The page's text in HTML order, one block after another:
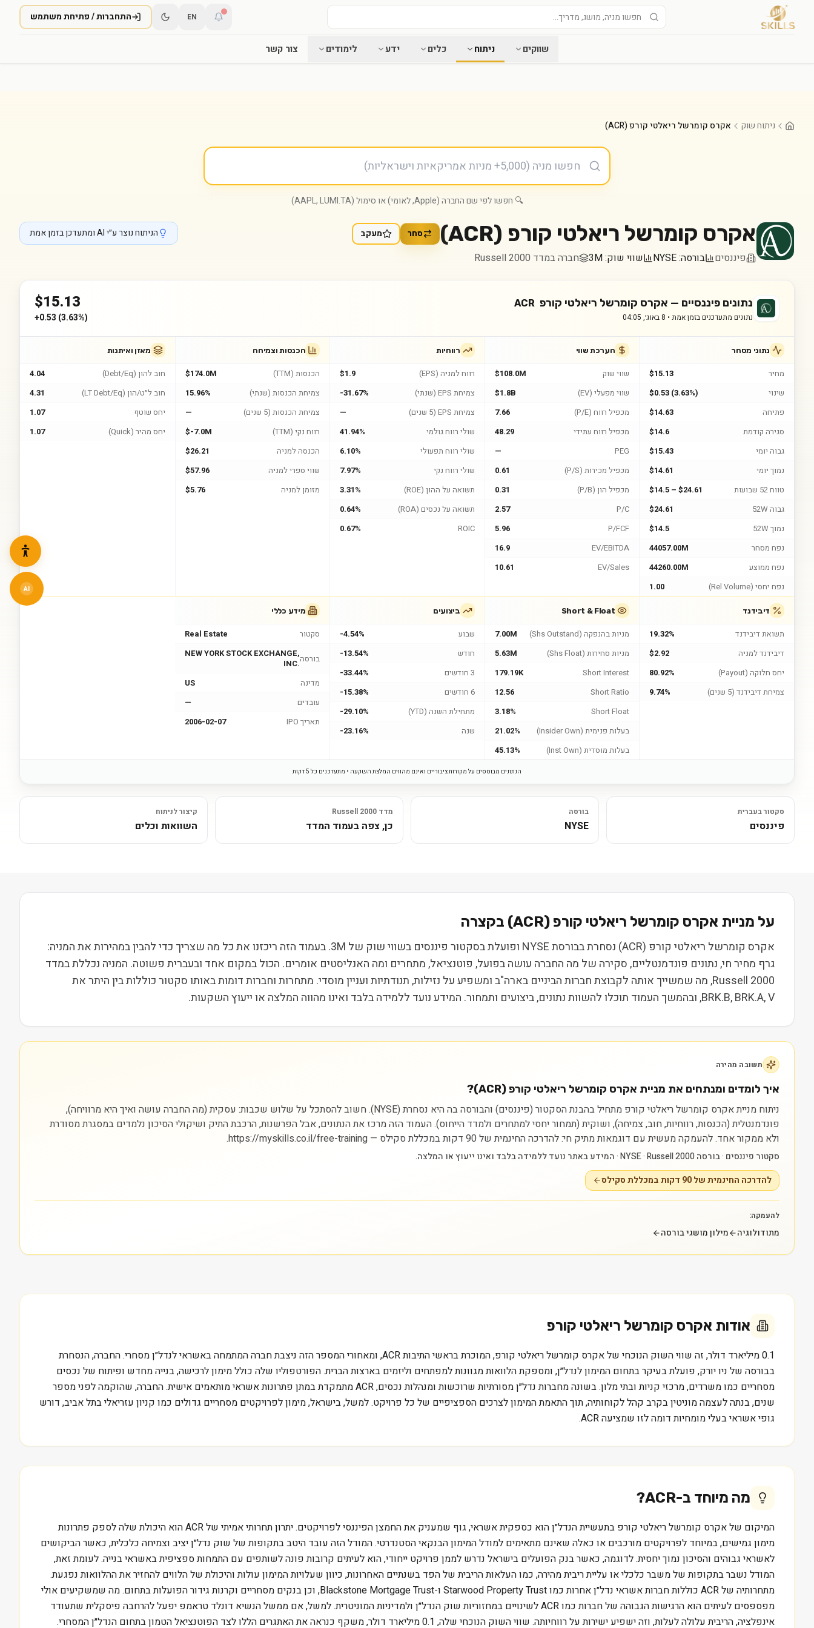
EN התחברות / פתיחת משתמש
שווקים ניתוח כלים ידע לימודים צור קשר
ניתוח שוק אקרס קומרשל ריאלטי קורפ (ACR)
🔍 חפשו לפי שם החברה (Apple, לאומי) או סימול (AAPL, LUMI.TA)
אקרס קומרשל ריאלטי קורפ (
ACR
) סחר מעקב
פיננסים בורסה:NYSE שווי שוק:3M חברה במדד Russell 2000
הניתוח נוצר ע״י AI ומתעדכן בזמן אמת
נתונים פיננסיים — אקרס קומרשל ריאלטי קורפ ACR
נתונים מתעדכנים בזמן אמת • 8 באוג׳, 04:05
$15.13
+0.53 (3.63%)
נתוני מסחר
מחיר
$15.13
שינוי
$0.53 (3.63%)
פתיחה
$14.63
סגירה קודמת
$14.6
גבוה יומי
$15.43
נמוך יומי
$14.61
טווח 52 שבועות
$14.5 – $24.61
גבוה 52W
$24.61
נמוך 52W
$14.5
נפח מסחר
44057.00M
נפח ממוצע
44260.00M
נפח יחסי (Rel Volume)
1.00
הערכת שווי
שווי שוק
$108.0M
שווי מפעלי (EV)
$1.8B
מכפיל רווח (P/E)
7.66
מכפיל רווח עתידי
48.29
PEG
—
מכפיל מכירות (P/S)
0.61
מכפיל הון (P/B)
0.31
P/C
2.57
P/FCF
5.96
EV/EBITDA
16.9
EV/Sales
10.61
רווחיות
רווח למניה (EPS)
$1.9
צמיחת EPS (שנתי)
-31.67%
צמיחת EPS (5 שנים)
—
שולי רווח גולמי
41.94%
שולי רווח תפעולי
6.10%
שולי רווח נקי
7.97%
תשואה על ההון (ROE)
3.31%
תשואה על נכסים (ROA)
0.64%
ROIC
0.67%
הכנסות וצמיחה
הכנסות (TTM)
$174.0M
צמיחת הכנסות (שנתי)
15.96%
צמיחת הכנסות (5 שנים)
—
רווח נקי (TTM)
$-7.0M
הכנסה למניה
$26.21
שווי ספרי למניה
$57.96
מזומן למניה
$5.76
מאזן ואיתנות
חוב להון (Debt/Eq)
4.04
חוב ל״ט/הון (LT Debt/Eq)
4.31
יחס שוטף
1.07
יחס מהיר (Quick)
1.07
דיבידנד
תשואת דיבידנד
19.32%
דיבידנד למניה
$2.92
יחס חלוקה (Payout)
80.92%
צמיחת דיבידנד (5 שנים)
9.74%
Short & Float
מניות בהנפקה (Shs Outstand)
7.00M
מניות סחירות (Shs Float)
5.63M
Short Interest
179.19K
Short Ratio
12.56
Short Float
3.18%
בעלות פנימית (Insider Own)
21.02%
בעלות מוסדית (Inst Own)
45.13%
ביצועים
שבוע
-4.54%
חודש
-13.54%
3 חודשים
-33.44%
6 חודשים
-15.38%
מתחילת השנה (YTD)
-29.10%
שנה
-23.16%
מידע כללי
סקטור Real Estate
בורסהNEW YORK STOCK EXCHANGE,
INC.
מדינה
US
עובדים
—
תאריך IPO
2006-02-07
הנתונים מבוססים על מקורות ציבוריים ואינם מהווים המלצת השקעה • מתעדכנים כל 5 דקות
סקטור בעברית
פיננסים
בורסה
NYSE
מדד Russell 2000
כן, צפה בעמוד המדד
קיצור לניתוח
השוואות וכלים
על מניית אקרס קומרשל ריאלטי קורפ (
ACR) בקצרה
אקרס קומרשל ריאלטי קורפ (ACR) נסחרת בבורסת NYSE ופועלת בסקטור פיננסים בשווי שוק של 3M. בעמוד הזה ריכזנו את כל מה שצריך כדי להבין במהירות את המניה:
גרף מחיר חי, נתונים פונדמנטליים, סקירה של מה החברה עושה בפועל, פוטנציאל, מתחרים ומה האנליסטים אומרים. הכול במקום אחד ובעברית פשוטה. המניה נכללת במדד
Russell 2000, מה שמשייך אותה לקבוצת חברות הביניים בארה"ב ומשפיע על נזילות, תנודתיות ועניין מוסדי. מתחרות וחברות דומות באותו סקטור כוללות בין היתר את
BRK.B, BRK.A, V, ובהמשך העמוד תוכלו להשוות נתונים, ביצועים ותמחור. המידע נועד ללמידה בלבד ואינו מהווה המלצה או ייעוץ השקעות.
תשובה מהירה
איך לומדים ומנתחים את מניית אקרס קומרשל ריאלטי קורפ (ACR)?
ניתוח מניית אקרס קומרשל ריאלטי קורפ מתחיל בהבנת הסקטור (פיננסים) והבורסה בה היא נסחרת (NYSE). חשוב להסתכל על שלוש שכבות: עסקית (מה החברה עושה ואיך היא מרוויחה),
פונדמנטלית (הכנסות, רווחיות, חוב, צמיחה), ושוקית (תמחור יחסי למתחרים ולמדד הייחוס). העמוד הזה מרכז את הנתונים, אבל הפרשנות, הרכבת התיק ושיקולי הסיכון נלמדים במסגרת מסודרת
ולא ממקור אחד.להעמקה מעשית עם דוגמאות מתיק חי: להדרכה החינמית של 90 דקות במכללת סקילס — https://myskills.co.il/free-training.
סקטור פיננסים · בורסה NYSE · Russell 2000 · המידע באתר נועד ללמידה בלבד ואינו ייעוץ או המלצה.
להדרכה החינמית של 90 דקות במכללת סקילס
להעמקה:
מתודולוגיה מילון מושגי בורסה
אודות אקרס קומרשל ריאלטי קורפ
0.1 מיליארד דולר, זה שווי השוק הנוכחי של אקרס קומרשל ריאלטי קורפ, המוכרת בראשי התיבות ACR, ומאחורי המספר הזה ניצבת חברה המתמחה באשראי לנדל״ן מסחרי. החברה, הנסחרת
בבורסה של ניו יורק, פועלת בעיקר בתחום המימון לנדל״ן, ומספקת הלוואות מגוונות למפתחים וליזמים בארצות הברית. הפורטפוליו שלה כולל מימון לרכישה, בנייה מחדש ופיתוח של נכסים
מסחריים כמו משרדים, מרכזי קניות ובתי מלון. בשונה מחברות נדל״ן מסורתיות שרוכשות ומנהלות נכסים, ACR מתמקדת במתן פתרונות אשראי מותאמים אישית. החברה, שהוקמה לפני מספר
שנים, בנתה לעצמה מוניטין בקרב קהל לקוחותיה, תוך התאמת המימון לצרכים הספציפיים של כל פרויקט. למשל, בישראל, מימון לפרויקטים מסחריים גדולים כמו קניון עזריאלי בתל אביב, דורש
גופי אשראי בעלי מומחיות דומה לזו שמציעה ACR.
מה מיוחד ב-ACR
?
המיקום של אקרס קומרשל ריאלטי קורפ בתעשיית הנדל״ן הוא כספקית אשראי, גוף שמעניק את החמצן הפיננסי לפרויקטים. יתרון תחרותי אמיתי של ACR הוא היכולת שלה לספק פתרונות
מימון גמישים, במיוחד לפרויקטים מורכבים או כאלה שאינם מתאימים למודל המימון הבנקאי הסטנדרטי. המודל הזה עובד היטב בתקופות של שוק נדל״ן יציב וצמיחה כלכלית, כאשר הביקושים
לאשראי גבוהים והסיכון נמוך יחסית. לדוגמה, כאשר בנק הפועלים בישראל נדרש לממן פרויקט ייחודי, הוא לעיתים קרובות פונה לשותפים עם התמחות ספציפית באשראי בנייה. לעומת זאת,
המודל נשבר בתקופות של משבר כלכלי או עליית ריבית מהירה, כמו העלאות הריבית של הפד בשנתיים האחרונות, כיוון שעלויות המימון עולות והיכולת של הלווים להחזיר את ההלוואות נפגעת.
מתחרותיה של ACR כוללות חברות אשראי נדל״ן אחרות כמו Starwood Property Trust ו-Blackstone Mortgage Trust, וכן בנקים מסחריים וקרנות גידור הפועלות בתחום. מה שמשקיעים אולי
מפספסים לעיתים הוא הרגישות הגבוהה של חברות כמו ACR לשינויים במחזוריות שוק הנדל״ן ולמדיניות המוניטרית. למשל, אם ממשל הנשיא דונלד טראמפ יפעל להרחבה פיסקלית שתעודד
אינפלציה, הריבית עלולה לעלות, וזה ישפיע ישירות על רווחיותה. שווי השוק הנוכחי שלה, 0.1 מיליארד דולר, משקף כנראה את האתגרים הללו לצד הפוטנציאל הטמון בתחום הנדל״ן המסחרי.
AI